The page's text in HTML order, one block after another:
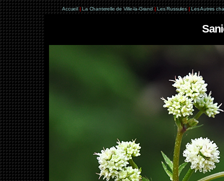
Accueil | La Chanterelle de Ville-la-Grand | Les Russules | Les Autres